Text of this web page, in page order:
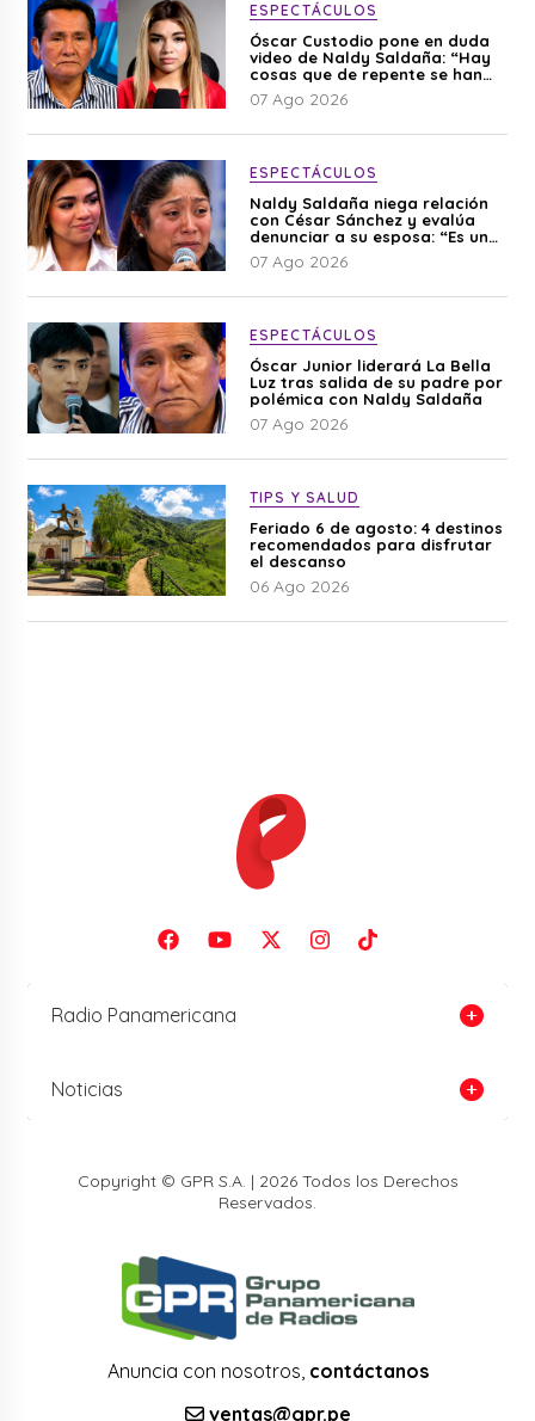
ESPECTÁCULOS
Óscar Custodio pone en duda
video de Naldy Saldaña: “Hay
cosas que de repente se han
editado”
07 Ago 2026
ESPECTÁCULOS
Naldy Saldaña niega relación
con César Sánchez y evalúa
denunciar a su esposa: “Es una
difamación”
07 Ago 2026
ESPECTÁCULOS
Óscar Junior liderará La Bella
Luz tras salida de su padre por
polémica con Naldy Saldaña
07 Ago 2026
TIPS Y SALUD
Feriado 6 de agosto: 4 destinos
recomendados para disfrutar
el descanso
06 Ago 2026
Radio Panamericana
Noticias
Copyright © GPR S.A. | 2026 Todos los Derechos
Reservados.
Anuncia con nosotros, contáctanos
ventas@gpr.pe